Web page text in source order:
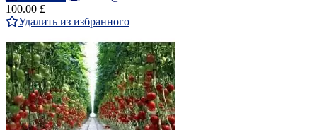
100.00 £
Удалить из избранного